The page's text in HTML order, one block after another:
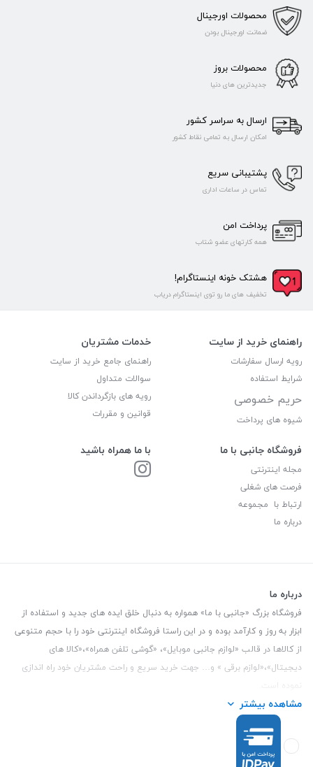
محصولات اورجینال
ضمانت اورجینال بودن
محصولات بروز
جدیدترین های دنیا
ارسال به سراسر کشور
امکان ارسال به تمامی نقاط کشور
پشتیبانی سریع
تماس در ساعات اداری
پرداخت امن
همه کارتهای عضو شتاب
هشتک خونه اینستاگرام!
تخفیف های ما رو توی اینستاگرام دریاب
راهنمای خرید از سایت
رویه ارسال سفارشات
شرایط استفاده
حریم خصوصی
شیوه های پرداخت
خدمات مشتریان
راهنمای جامع خرید از سایت
سوالات متداول
رویه های بازگرداندن کالا
قوانین و مقررات
فروشگاه جانبی با ما
مجله اینترنتی
فرصت های شغلی
ارتباط با مجموعه
درباره ما
با ما همراه باشید
درباره ما
فروشگاه بزرگ «جانبی با ما» همواره به دنبال خلق ایده های جدید و استفاده از
ابزار به روز و کارآمد بوده و در این راستا فروشگاه اینترنتی خود را با حجم متنوعی
از کالاها در قالب «لوازم جانبی موبایل»، «گوشی تلفن همراه»،«کالا های
دیجیتال»،«لوازم برقی » و… جهت خرید سریع و راحت مشتریان خود راه اندازی
این فروشگاه تمام تلاش خود را نموده تا کالاهایی با کیفیت و با حداقل قیمت
عرضه نماید.
تلفن تماس :3847 088 0912
مشاهده بیشتر